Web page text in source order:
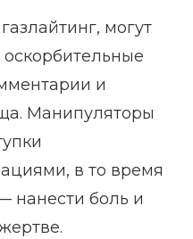
могут
и
Манипуляторы
в то время
нанести боль и